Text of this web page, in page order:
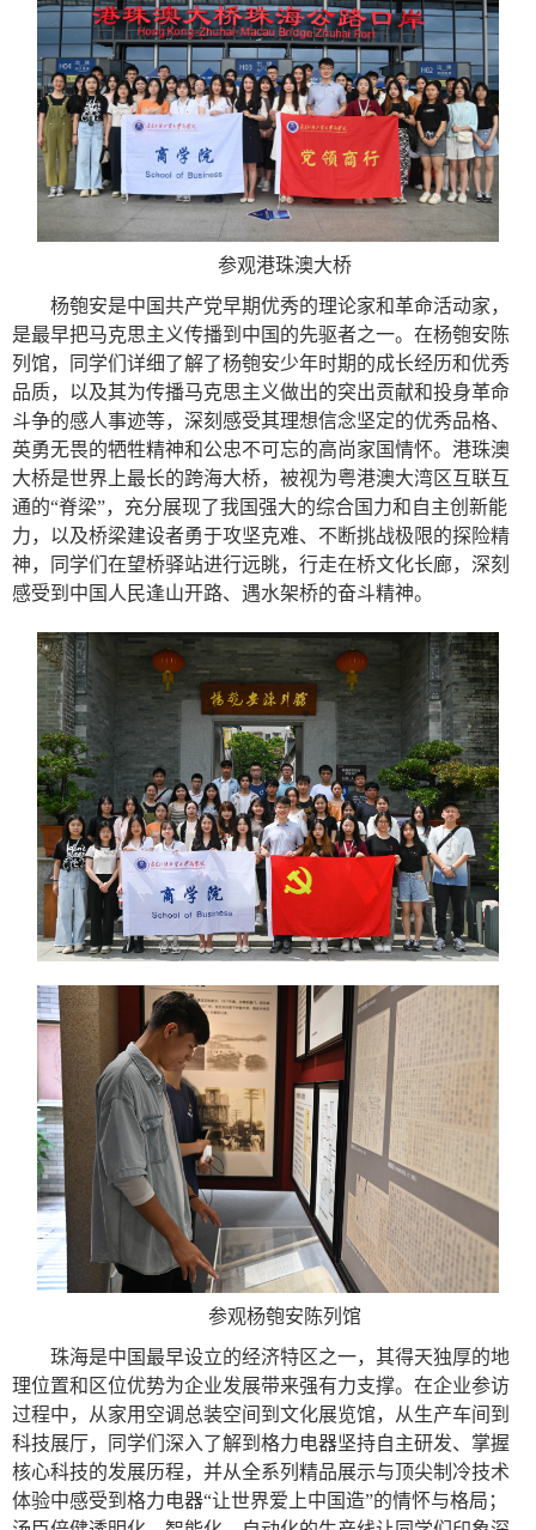
参观港珠澳大桥
杨匏安是中国共产党早期优秀的理论家和革命活动家，
是最早把马克思主义传播到中国的先驱者之一。 在杨匏安陈
列馆，同学们详细了解了杨匏安少年时期的成长经历和优秀
品质，以及其为传播马克思主义做出的突出贡献和投身革命
斗争的感人事迹等，深刻感受其理想信念坚定的优秀品格、
英勇无畏的牺牲精神和公忠不可忘的高尚家国情怀。 港珠澳
大桥是世界上最长的跨海大桥，被视为粤港澳大湾区互联互
通的“脊梁”，充分展现了我国强大的综合国力和自主创新能
力，以及桥梁建设者勇于攻坚克难、不断挑战极限的探险精
神，同学们在望桥驿站进行远眺，行走在桥文化长廊，深刻
感受到中国人民逢山开路、遇水架桥的奋斗精神。
参观杨匏安陈列馆
珠海是中国最早设立的经济特区之一，其得天独厚的地
理位置和区位优势为企业发展带来强有力支撑。在企业参访
过程中，从家用空调总装空间到文化展览馆，从生产车间到
科技展厅，同学们深入了解到格力电器坚持自主研发、掌握
核心科技的发展历程，并从全系列精品展示与顶尖制冷技术
体验中感受到格力电器“让世界爱上中国造”的情怀与格局；